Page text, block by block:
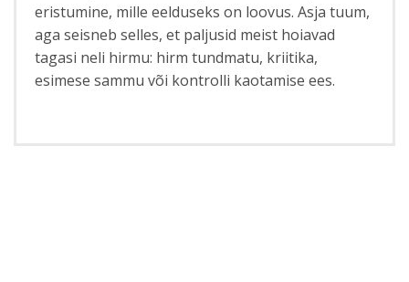
eristumine, mille eelduseks on loovus. Asja tuum,
aga seisneb selles, et paljusid meist hoiavad
tagasi neli hirmu: hirm tundmatu, kriitika,
esimese sammu või kontrolli kaotamise ees.